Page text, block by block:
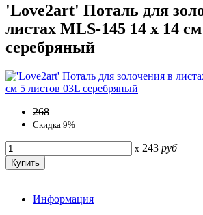
'Love2art' Поталь для
листах MLS-145 14 x 14
серебряный
268
Скидка 9%
x 243 руб
Информация